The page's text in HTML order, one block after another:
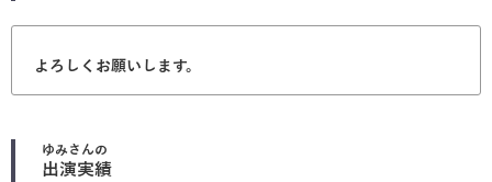
よろしくお願いします。
ゆみさんの
出演実績